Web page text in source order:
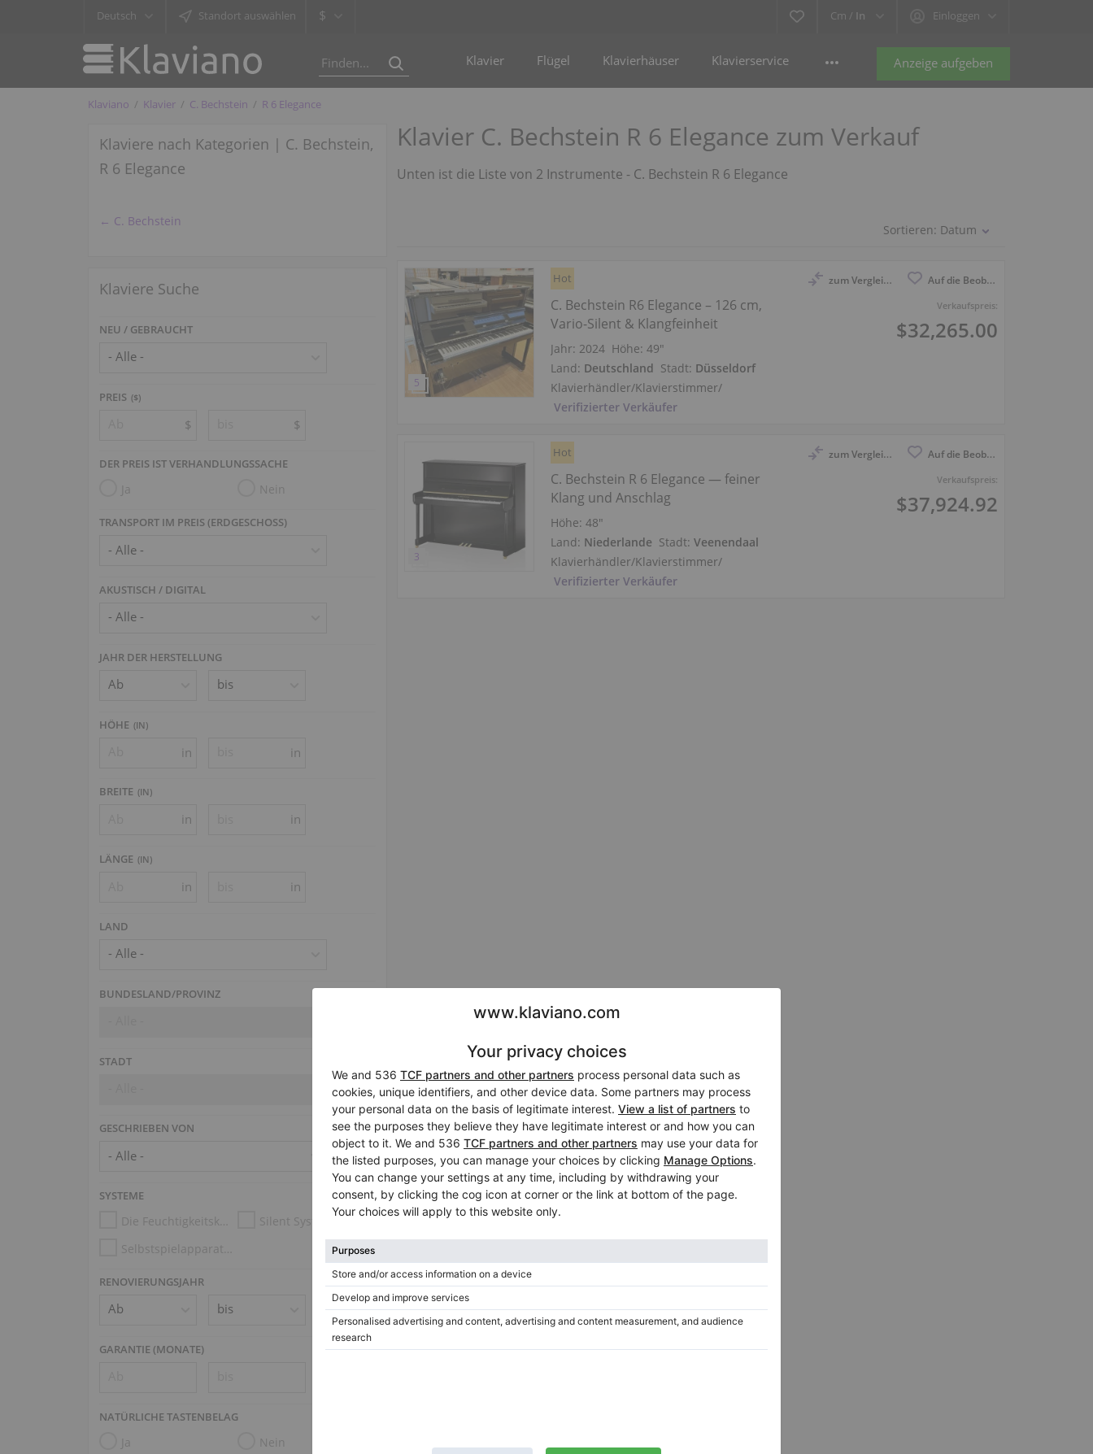
Deutsch Standort auswählen $ Cm / In Einloggen
Anzeige aufgeben
Klavier Flügel Klavierhäuser Klavierservice
Klaviano Klavier C. Bechstein R 6 Elegance
Klaviere nach Kategorien | C. Bechstein,
R 6 Elegance
← C. Bechstein
Klaviere Suche
NEU / GEBRAUCHT
PREIS ($)
$ $
DER PREIS IST VERHANDLUNGSSACHE
Ja Nein
TRANSPORT IM PREIS (ERDGESCHOSS)
AKUSTISCH / DIGITAL
JAHR DER HERSTELLUNG
HÖHE (IN)
in in
BREITE (IN)
in in
LÄNGE (IN)
in in
LAND
- Alle -
BUNDESLAND/PROVINZ
STADT
GESCHRIEBEN VON
SYSTEME
Die Feuchtigkeitskontrollsysteme
Silent System
Selbstspielapparatur (z.B. Disklavier, PianoDisc, Spirio)
RENOVIERUNGSJAHR
GARANTIE (MONATE)
NATÜRLICHE TASTENBELAG
Ja Nein
Klavier C. Bechstein R 6 Elegance zum Verkauf
Unten ist die Liste von 2 Instrumente - C. Bechstein R 6 Elegance
Sortieren: Datum
zum Vergleich anmelden Auf die Beobachtungsliste
Verkaufspreis:
$32,265.00
Hot
C. Bechstein R6 Elegance – 126 cm,
Vario-Silent & Klangfeinheit
Jahr: 2024 Höhe:49″
Land: Deutschland Stadt: Düsseldorf
Klavierhändler/Klavierstimmer/
Verifizierter Verkäufer
zum Vergleich anmelden Auf die Beobachtungsliste
Verkaufspreis:
$37,924.92
Hot
C. Bechstein R 6 Elegance — feiner
Klang und Anschlag
Höhe:48″
Land: Niederlande Stadt:Veenendaal
Klavierhändler/Klavierstimmer/
Verifizierter Verkäufer